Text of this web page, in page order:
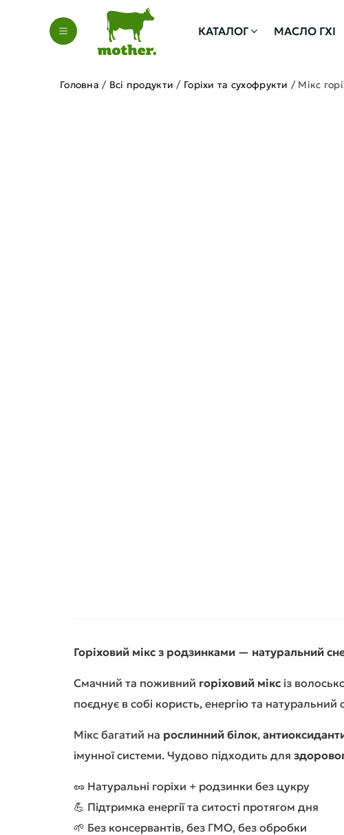
КАТАЛОГ МАСЛО ГХІ
Головна / Всі продукти / Горіхи та сухофрукти / Мікс
Горіховий мікс з родзинками — натуральний
Смачний та поживний горіховий мікс із
поєднує в собі користь, енергію та натуральний
Мікс багатий на рослинний білок,
імунної системи. Чудово підходить для
🥜 Натуральні горіхи + родзинки без цукру
💪 Підтримка енергії та ситості протягом дня
🌱 Без консервантів, без ГМО, без обробки